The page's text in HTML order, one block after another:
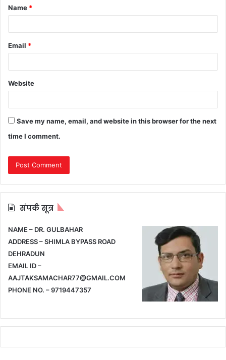
*
Name *
Email *
Website
Save my name, email, and website in this browser for the next
time I comment.
संपर्क सूत्र
NAME – DR. GULBAHAR
ADDRESS – SHIMLA BYPASS ROAD
DEHRADUN
EMAIL ID –
AAJTAKSAMACHAR77@GMAIL.COM
PHONE NO. – 9719447357